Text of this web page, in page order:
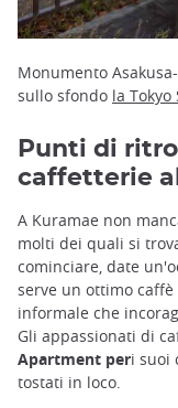
Monumento
sullo sfondo la Tokyo
Punti di
caffetterie
A Kuramae non
molti dei quali si
cominciare, date
serve un ottimo
informale che
Gli appassionati di
Apartment peri suoi
tostati in loco.